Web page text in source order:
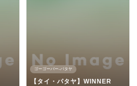
ゴーゴーバー-パタヤ
【タイ・パタヤ】WINNER